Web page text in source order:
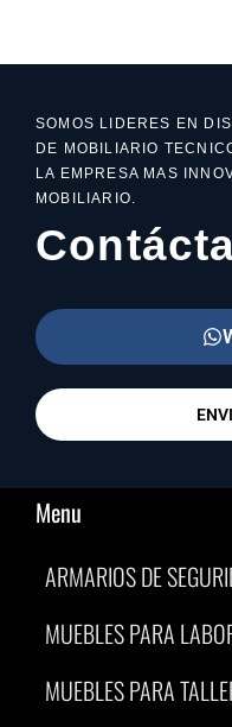
SOMOS LIDERES EN
DE MOBILIARIO
LA EMPRESA MAS
MOBILIARIO.
Menu
ARMARIOS DE
MUEBLES PARA
MUEBLES PARA